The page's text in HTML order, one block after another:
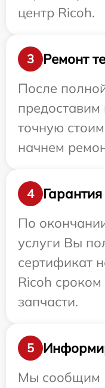
центр Ricoh.
3
Ремонт
После
точную
начнем
4
Гарантия
По
услуги Вы
сертификат
Ricoh
запчасти.
5
Мы сообщим